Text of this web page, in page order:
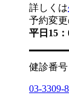
詳しくは
予約変
平日15
健診番号
03-3309-